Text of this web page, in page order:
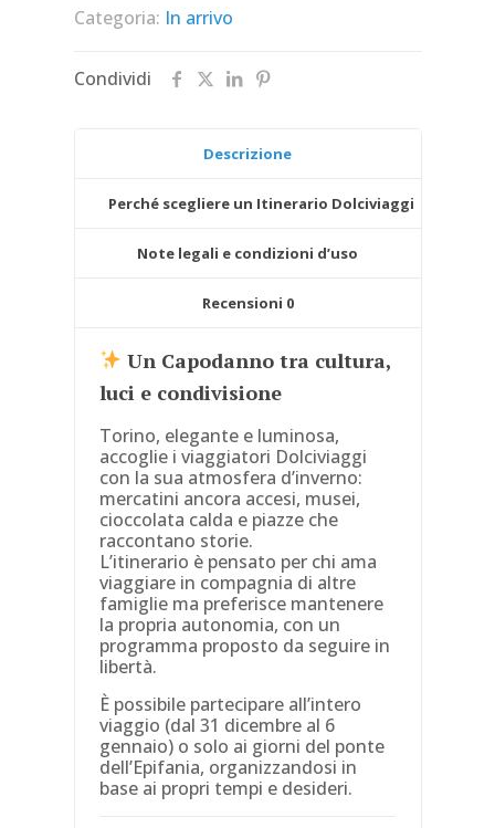
Torino
in
Categoria: In arrivo
Condividi
Descrizione
Perché scegliere un Itinerario Dolciviaggi
Note legali e condizioni d’uso
Recensioni 0
Un Capodanno tra cultura,
luci e condivisione
Torino, elegante e luminosa,
accoglie i viaggiatori Dolciviaggi
con la sua atmosfera d’inverno:
mercatini ancora accesi, musei,
cioccolata calda e piazze che
raccontano storie.
L’itinerario è pensato per chi ama
viaggiare in compagnia di altre
famiglie ma preferisce mantenere
la propria autonomia, con un
programma proposto da seguire in
libertà.
È possibile partecipare all’intero
viaggio (dal 31 dicembre al 6
gennaio) o solo ai giorni del ponte
dell’Epifania, organizzandosi in
base ai propri tempi e desideri.